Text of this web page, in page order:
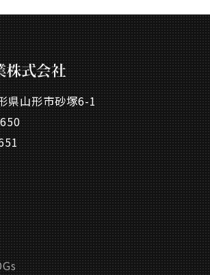
県山形市砂塚6-1